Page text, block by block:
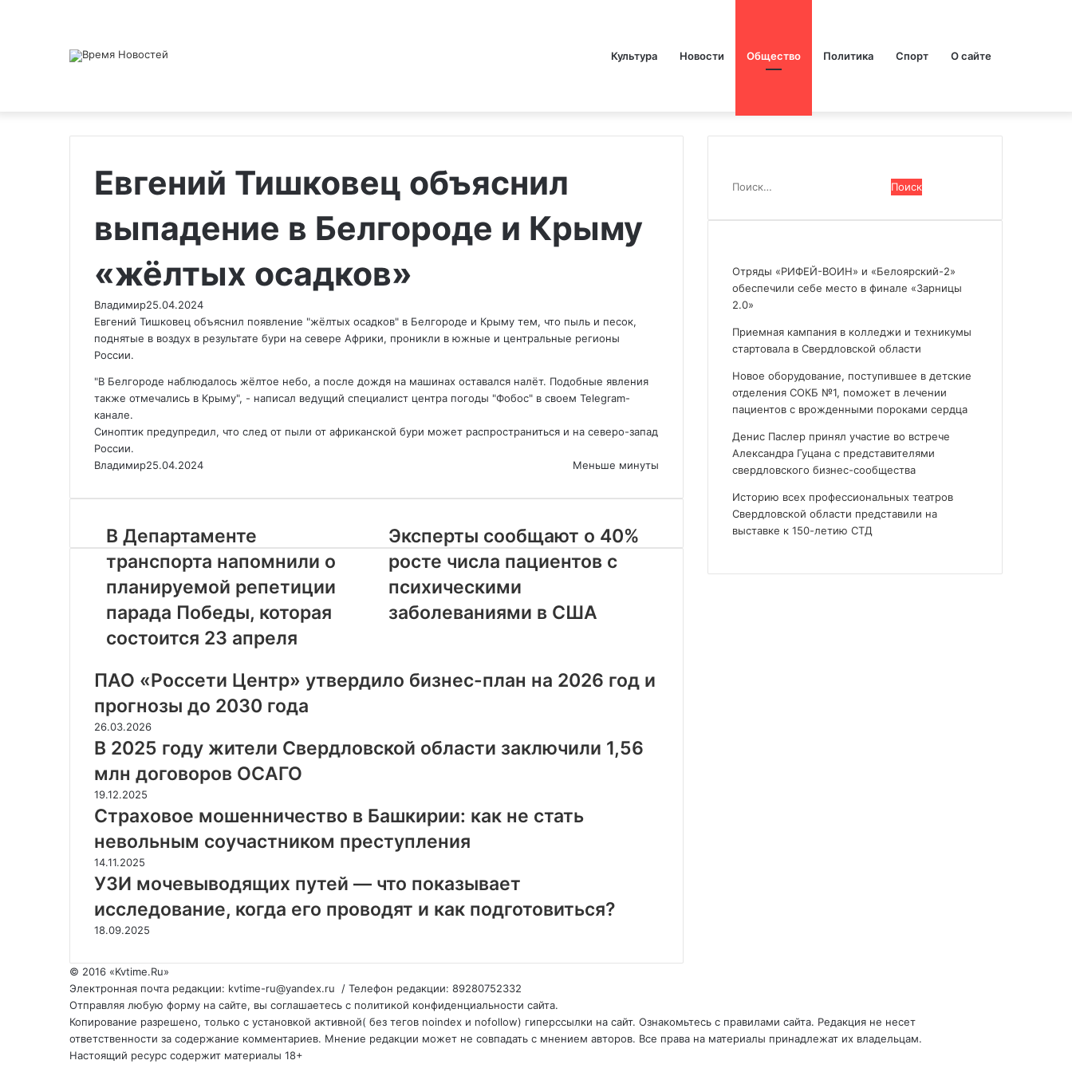
Культура Новости Общество Политика Спорт О сайте
Евгений Тишковец объяснил
выпадение в Белгороде и Крыму
«жёлтых осадков»
Владимир25.04.2024
Евгений Тишковец объяснил появление "жёлтых осадков" в Белгороде и Крыму тем, что пыль и песок,
поднятые в воздух в результате бури на севере Африки, проникли в южные и центральные регионы
России.
"В Белгороде наблюдалось жёлтое небо, а после дождя на машинах оставался налёт. Подобные явления
также отмечались в Крыму", - написал ведущий специалист центра погоды "Фобос" в своем Telegram-
канале.
Синоптик предупредил, что след от пыли от африканской бури может распространиться и на северо-запад
России.
Владимир25.04.2024 Меньше минуты
В Департаменте
транспорта напомнили о
планируемой репетиции
парада Победы, которая
состоится 23 апреля
Эксперты сообщают о 40%
росте числа пациентов с
психическими
заболеваниями в США
ПАО «Россети Центр» утвердило бизнес-план на 2026 год и
прогнозы до 2030 года
26.03.2026
В 2025 году жители Свердловской области заключили 1,56
млн договоров ОСАГО
19.12.2025
Страховое мошенничество в Башкирии: как не стать
невольным соучастником преступления
14.11.2025
УЗИ мочевыводящих путей — что показывает
исследование, когда его проводят и как подготовиться?
18.09.2025
Найти:
Отряды «РИФЕЙ-ВОИН» и «Белоярский-2»
обеспечили себе место в финале «Зарницы
2.0»
Приемная кампания в колледжи и техникумы
стартовала в Свердловской области
Новое оборудование, поступившее в детские
отделения СОКБ №1, поможет в лечении
пациентов с врожденными пороками сердца
Денис Паслер принял участие во встрече
Александра Гуцана с представителями
свердловского бизнес-сообщества
Историю всех профессиональных театров
Свердловской области представили на
выставке к 150-летию СТД
© 2016 «Kvtime.Ru»
Электронная почта редакции: kvtime-ru@yandex.ru / Телефон редакции: 89280752332
Отправляя любую форму на сайте, вы соглашаетесь с политикой конфиденциальности сайта.
Копирование разрешено, только с установкой активной( без тегов noindex и nofollow) гиперссылки на сайт. Ознакомьтесь с правилами сайта. Редакция не несет
ответственности за содержание комментариев. Мнение редакции может не совпадать с мнением авторов. Все права на материалы принадлежат их владельцам.
Настоящий ресурс содержит материалы 18+